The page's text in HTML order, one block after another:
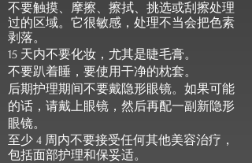
不要触摸、摩擦、擦拭、挑选或刮擦处理
过的区域。它很敏感，处理不当会把色素
剥落。
15 天内不要化妆，尤其是睫毛膏。
不要趴着睡，要使用干净的枕套。
后期护理期间不要戴隐形眼镜。如果可能
的话，请戴上眼镜，然后再配一副新隐形
眼镜。
至少 4 周内不要接受任何其他美容治疗，
包括面部护理和保妥适。